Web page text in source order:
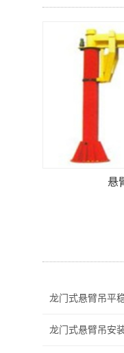
悬
龙门式悬臂吊平
龙门式悬臂吊安